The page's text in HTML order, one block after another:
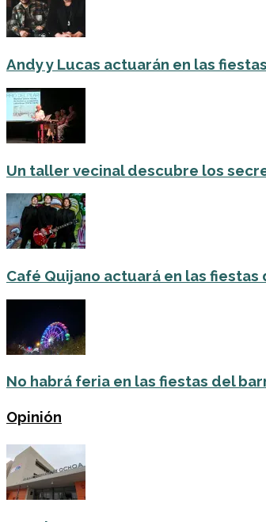
Andy y Lucas actuarán en las
Un taller vecinal descubre los
Café Quijano actuará en las fiestas
No habrá feria en las fiestas del
Opinión